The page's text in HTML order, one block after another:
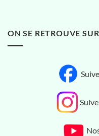
ON SE RETROUVE